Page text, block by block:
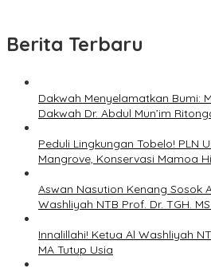
Berita Terbaru
Dakwah Menyelamatkan Bumi:
Dakwah Dr. Abdul Mun’im
Peduli Lingkungan Tobelo! PLN
Mangrove, Konservasi Mamoa
Aswan Nasution Kenang Sosok
Washliyah NTB Prof. Dr. TGH.
Innalillahi! Ketua Al Washliyah
MA Tutup Usia